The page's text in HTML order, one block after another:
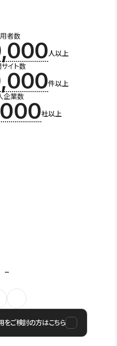
者数
人以上
イト数
件以上
企業数
社以上
をご検討の方はこちら